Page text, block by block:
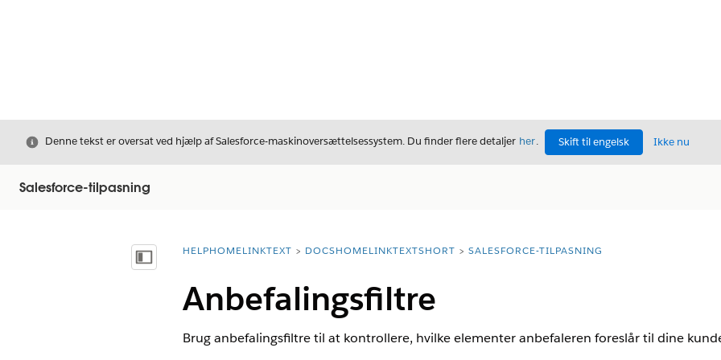
LukDenne tekst er oversat ved hjælp af Salesforce-maskinoversættelsessystem. Du finder flere detaljer her. Skift til engelsk Ikke nu
Salesforce-tilpasning
Vis indholdsfortegnelse
breadcrumbDescription
HELPHOMELINKTEXT DOCSHOMELINKTEXTSHORT SALESFORCE-TILPASNING
Anbefalingsfiltre
Brug anbefalingsfiltre til at kontrollere, hvilke elementer anbefaleren foreslår til dine